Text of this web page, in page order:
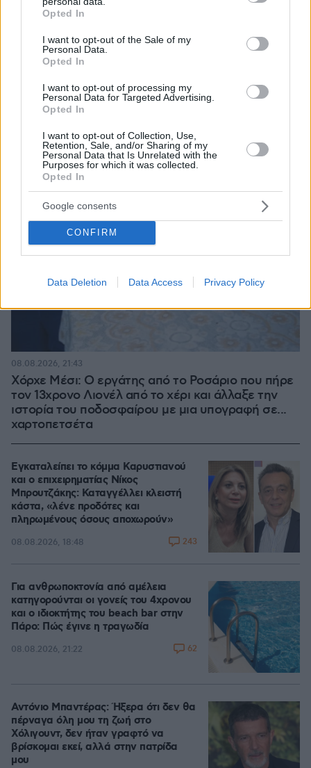
grant or deny consent to Google and its third-party tags to
use your data for below specified purposes in below Google
consent section.
Opted In
I want to opt-out of the Sale of my
Personal Data.
Opted In
I want to opt-out of processing my
Personal Data for Targeted Advertising.
Opted In
I want to opt-out of Collection, Use,
Retention, Sale, and/or Sharing of my
Personal Data that Is Unrelated with the
Purposes for which it was collected.
Opted In
Google consents
CONFIRM
Data Deletion Data Access Privacy Policy
Σουνίου: Συγκρούστηκε με μηχανή της ΔΙΑΣ, δύο
Χόρχε Μέσι: Ο εργάτης από το Ροσάριο που πήρε
τον 13χρονο Λιονέλ από το χέρι και άλλαξε την
ιστορία του ποδοσφαίρου με μια υπογραφή σε...
χαρτοπετσέτα
08.08.2026, 21:43
Εγκαταλείπει το κόμμα Καρυστιανού
και ο επιχειρηματίας Νίκος
Μπρουτζάκης: Καταγγέλλει κλειστή
κάστα, «λένε προδότες και
πληρωμένους όσους αποχωρούν»
08.08.2026, 18:48 243
Για ανθρωποκτονία από αμέλεια
κατηγορούνται οι γονείς του 4χρονου
και ο ιδιοκτήτης του beach bar στην
Πάρο: Πώς έγινε η τραγωδία
08.08.2026, 21:22 62
Αντόνιο Μπαντέρας: Ήξερα ότι δεν θα
πέρναγα όλη μου τη ζωή στο
Χόλιγουντ, δεν ήταν γραφτό να
βρίσκομαι εκεί, αλλά στην πατρίδα
μου